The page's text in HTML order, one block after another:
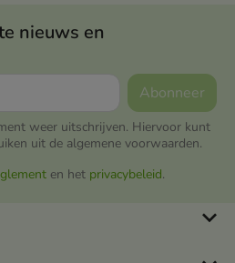
nieuws en
weer uitschrijven. Hiervoor kunt
uit de algemene voorwaarden.
en het privacybeleid.
keyboard_arrow_down